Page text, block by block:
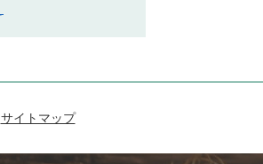
サイトマップ